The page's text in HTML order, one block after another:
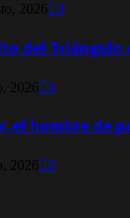
2026 0
del Triángulo
2026 0
el hombre de
2026 0